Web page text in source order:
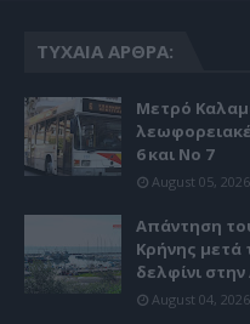
ΤΥΧΑΊΑ ΆΡΘΡΑ:
Μετρό
6 και Νο 7
August 05, 2026
Απάντηση
Κρήνης μετά
δελφίνι
August 04, 2026